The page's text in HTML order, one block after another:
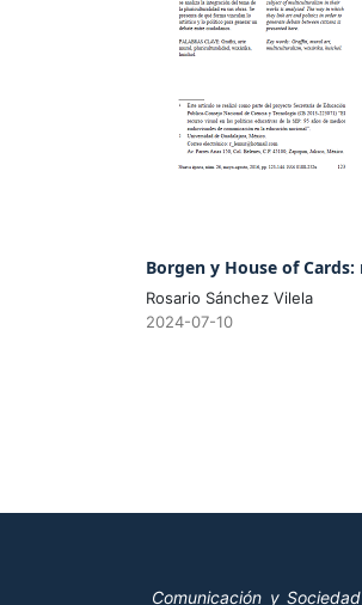
Borgen y House of
Rosario Sánchez Vilela
2024-07-10
Comunicación y Sociedad